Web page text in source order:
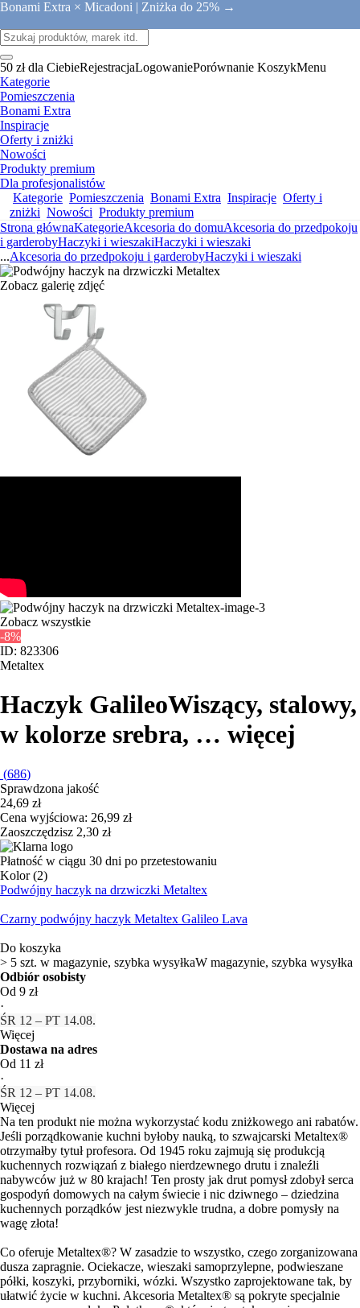
Bonami Extra × Micadoni | Zniżka do 25% →
50 zł dla CiebieRejestracjaLogowaniePorównanie KoszykMenu
Kategorie
Pomieszczenia
Bonami Extra
Inspiracje
Oferty i zniżki
Nowości
Produkty premium
Dla profesjonalistów
Kategorie Pomieszczenia Bonami Extra Inspiracje Oferty i
zniżki Nowości Produkty premium
Strona głównaKategorieAkcesoria do domuAkcesoria do przedpokoju
i garderobyHaczyki i wieszakiHaczyki i wieszaki
...Akcesoria do przedpokoju i garderobyHaczyki i wieszaki
Zobacz galerię zdjęć
Zobacz wszystkie
-8%
ID: 823306
Metaltex
Haczyk GalileoWiszący, stalowy,
w kolorze srebra, … więcej
(686)
Sprawdzona jakość
24,69 zł
Cena wyjściowa: 26,99 zł
Zaoszczędzisz 2,30 zł
Płatność w ciągu 30 dni po przetestowaniu
Kolor (2)
Podwójny haczyk na drzwiczki Metaltex
Czarny podwójny haczyk Metaltex Galileo Lava
Do koszyka
> 5 szt. w magazynie, szybka wysyłkaW magazynie, szybka wysyłka
Odbiór osobisty
Od 9 zł
·
ŚR 12 – PT 14.08.
Więcej
Dostawa na adres
Od 11 zł
·
ŚR 12 – PT 14.08.
Więcej
Na ten produkt nie można wykorzystać kodu zniżkowego ani rabatów.
Jeśli porządkowanie kuchni byłoby nauką, to szwajcarski Metaltex®
otrzymałby tytuł profesora. Od 1945 roku zajmują się produkcją
kuchennych rozwiązań z białego nierdzewnego drutu i znaleźli
nabywców już w 80 krajach! Ten prosty jak drut pomysł zdobył serca
gospodyń domowych na całym świecie i nic dziwnego – dziedzina
kuchennych porządków jest niezwykle trudna, a dobre pomysły na
wagę złota!
Co oferuje Metaltex®? W zasadzie to wszystko, czego zorganizowana
dusza zapragnie. Ociekacze, wieszaki samoprzylepne, podwieszane
półki, koszyki, przyborniki, wózki. Wszystko zaprojektowane tak, by
ułatwić życie w kuchni. Akcesoria Metaltex® są pokryte specjalnie